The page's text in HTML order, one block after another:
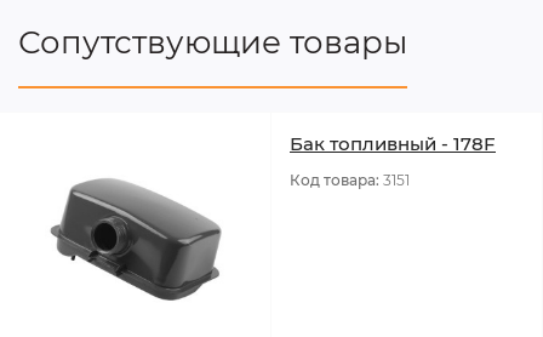
Сопутствующие товары
Бак топливный - 178F
Код товара: 3151